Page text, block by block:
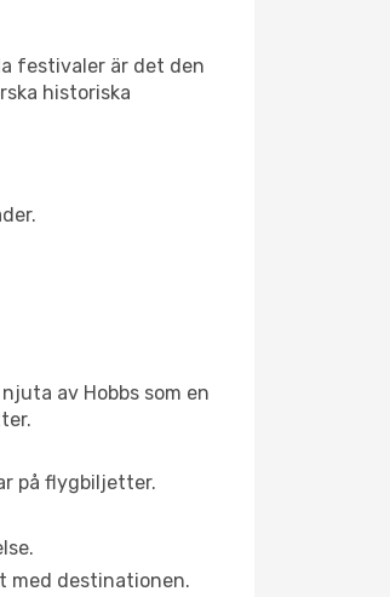
festivaler är det den
historiska
av Hobbs som en
på flygbiljetter.
med destinationen.